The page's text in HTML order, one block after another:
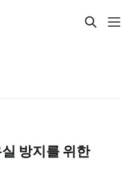
방지를 위한